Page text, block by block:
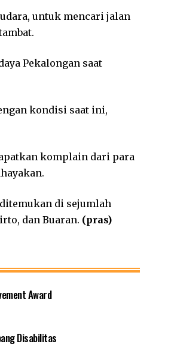
untuk mencari jalan
Pekalongan saat
kondisi saat ini,
komplain dari para
di sejumlah
dan Buaran. (pras)
Award
Disabilitas